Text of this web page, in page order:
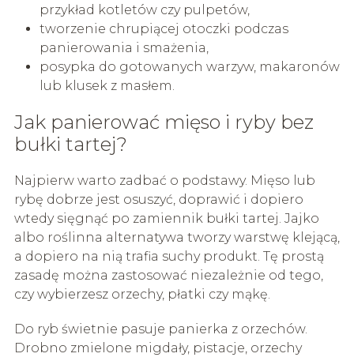
przykład kotletów czy pulpetów,
tworzenie chrupiącej otoczki podczas
panierowania i smażenia,
posypka do gotowanych warzyw, makaronów
lub klusek z masłem.
Jak panierować mięso i ryby bez
bułki tartej?
Najpierw warto zadbać o podstawy. Mięso lub
rybę dobrze jest osuszyć, doprawić i dopiero
wtedy sięgnąć po zamiennik bułki tartej. Jajko
albo roślinna alternatywa tworzy warstwę klejącą,
a dopiero na nią trafia suchy produkt. Tę prostą
zasadę można zastosować niezależnie od tego,
czy wybierzesz orzechy, płatki czy mąkę.
Do ryb świetnie pasuje panierka z orzechów.
Drobno zmielone migdały, pistacje, orzechy